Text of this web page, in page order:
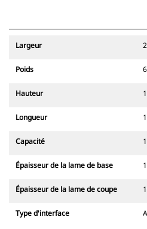
Largeur
Poids
Hauteur
Longueur
Capacité
Épaisseur de la lame de base
Épaisseur de la lame de coupe
Type d'interface